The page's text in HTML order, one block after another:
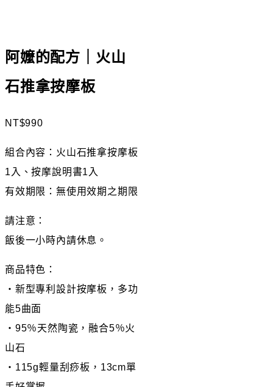
阿嬤的配方｜火山
石推拿按摩板
NT$990
組合內容：火山石推拿按摩板
1入、按摩說明書1入
有效期限：無使用效期之期限
請注意：
飯後一小時內請休息。
商品特色：
・新型專利設計按摩板，多功
能5曲面
・95％天然陶瓷，融合5％火
山石
・115g輕量刮痧板，13cm單